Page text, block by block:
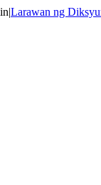
|Larawan ng